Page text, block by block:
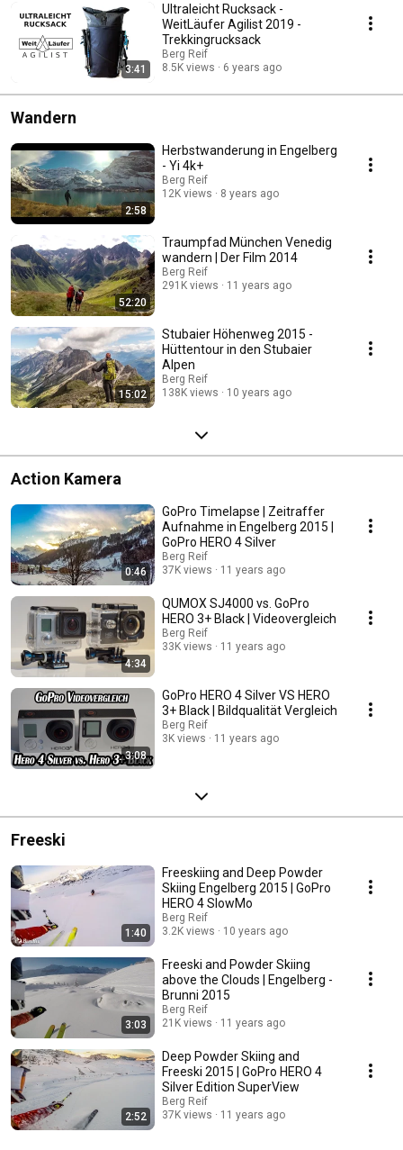
3:41
Ultraleicht Rucksack -
WeitLäufer Agilist 2019 -
Trekkingrucksack
Berg Reif
8.5K views
6 years ago
Wandern
2:58
Herbstwanderung in Engelberg
- Yi 4k+
Berg Reif
12K views
8 years ago
52:20
Traumpfad München Venedig
wandern | Der Film 2014
Berg Reif
291K views
11 years ago
15:02
Stubaier Höhenweg 2015 -
Hüttentour in den Stubaier
Alpen
Berg Reif
138K views
10 years ago
Action Kamera
0:46
GoPro Timelapse | Zeitraffer
Aufnahme in Engelberg 2015 |
GoPro HERO 4 Silver
Berg Reif
37K views
11 years ago
4:34
QUMOX SJ4000 vs. GoPro
HERO 3+ Black | Videovergleich
Berg Reif
33K views
11 years ago
3:08
GoPro HERO 4 Silver VS HERO
3+ Black | Bildqualität Vergleich
Berg Reif
3K views
11 years ago
Freeski
1:40
Freeskiing and Deep Powder
Skiing Engelberg 2015 | GoPro
HERO 4 SlowMo
Berg Reif
3.2K views
10 years ago
3:03
Freeski and Powder Skiing
above the Clouds | Engelberg -
Brunni 2015
Berg Reif
21K views
11 years ago
2:52
Deep Powder Skiing and
Freeski 2015 | GoPro HERO 4
Silver Edition SuperView
Berg Reif
37K views
11 years ago